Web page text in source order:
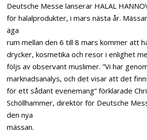
Deutsche Messe lanserar HALAL
för halalprodukter, i mars nästa år.
äga
rum mellan den 6 till 8 mars kommer att
drycker, kosmetika och resor i enlighet
följs av observant muslimer. ”Vi har
marknadsanalys, och det visar att det
för ett sådant evenemang” förklarade
Schöllhammer, direktör för Deutsche
den nya
mässan.